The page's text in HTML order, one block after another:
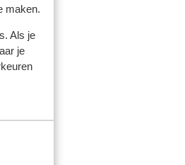
maken.
Als je
je